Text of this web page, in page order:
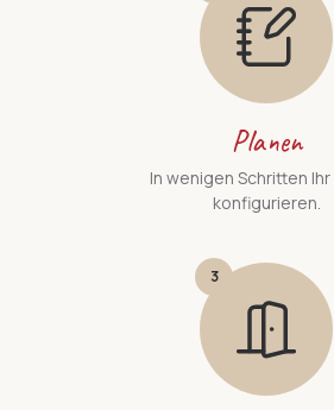
Planen
In wenigen Schritten
konfigurieren.
3